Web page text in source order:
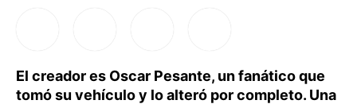
El creador es Oscar Pesante, un fanático que
tomó su vehículo y lo alteró por completo. Una